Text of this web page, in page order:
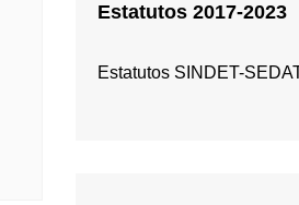
Estatutos 2017-2023
Estatutos SINDET-